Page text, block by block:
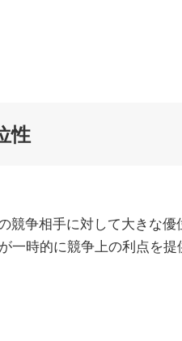
性
競争相手に対して大きな優
一時的に競争上の利点を提